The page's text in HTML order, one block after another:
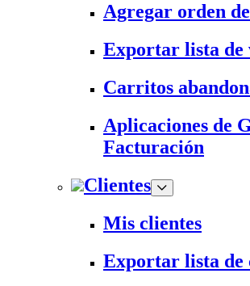
Agregar orden
Exportar lista de
Carritos
Aplicaciones de
Facturación
Clientes
Mis clientes
Exportar lista de